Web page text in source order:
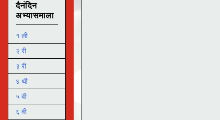
दैनंदिन
अभ्यासमाला
१ ली
२ री
३ री
४ थी
५ वी
६ वी